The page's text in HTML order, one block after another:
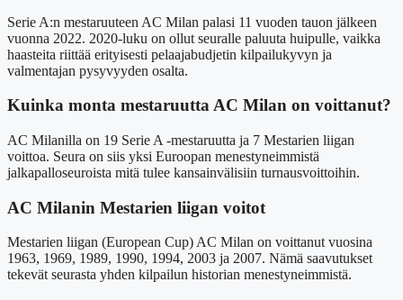
Serie A:n mestaruuteen AC Milan palasi 11 vuoden tauon jälkeen
vuonna 2022. 2020-luku on ollut seuralle paluuta huipulle, vaikka
haasteita riittää erityisesti pelaajabudjetin kilpailukyvyn ja
valmentajan pysyvyyden osalta.
Kuinka monta mestaruutta AC Milan on voittanut?
AC Milanilla on 19 Serie A -mestaruutta ja 7 Mestarien liigan
voittoa. Seura on siis yksi Euroopan menestyneimmistä
jalkapalloseuroista mitä tulee kansainvälisiin turnausvoittoihin.
AC Milanin Mestarien liigan voitot
Mestarien liigan (European Cup) AC Milan on voittanut vuosina
1963, 1969, 1989, 1990, 1994, 2003 ja 2007. Nämä saavutukset
tekevät seurasta yhden kilpailun historian menestyneimmistä.